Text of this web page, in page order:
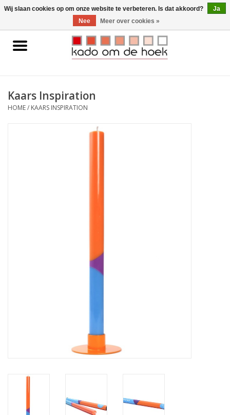
0 Artikelen - €0,00
Home
Gadgets
Kaars Inspiration
HOME/ KAARS INSPIRATION
Wij slaan cookies op om onze website te verbeteren. Is dat akkoord?
Ja
Nee
Meer over cookies »